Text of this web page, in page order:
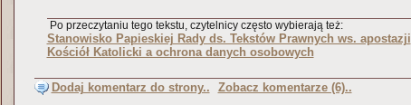
Po przeczytaniu tego tekstu, czytelnicy często wybierają też:
Stanowisko Papieskiej Rady ds. Tekstów Prawnych ws. apostazji
Kościół Katolicki a ochrona danych osobowych
Dodaj komentarz do strony.. Zobacz komentarze (6)..